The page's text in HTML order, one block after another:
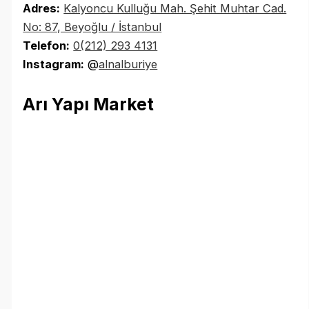
Adres: Kalyoncu Kulluğu Mah. Şehit Muhtar Cad.
No: 87, Beyoğlu / İstanbul
Telefon: 0(212) 293 4131
Instagram: @alnalburiye
Arı Yapı Market